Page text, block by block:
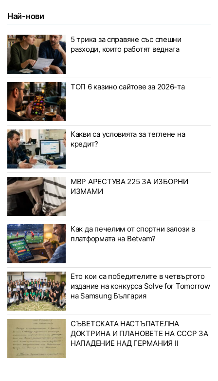
Най-нови
5 трика за справяне със спешни
разходи, които работят веднага
ТОП 6 казино сайтове за 2026-та
Какви са условията за теглене на
кредит?
МВР АРЕСТУВА 225 ЗА ИЗБОРНИ
ИЗМАМИ
Как да печелим от спортни залози в
платформата на Betvam?
Ето кои са победителите в четвъртото
издание на конкурса Solve for Tomorrow
на Samsung България
СЪВЕТСКАТА НАСТЪПАТЕЛНА
ДОКТРИНА И ПЛАНОВЕТЕ НА СССР ЗА
НАПАДЕНИЕ НАД ГЕРМАНИЯ II